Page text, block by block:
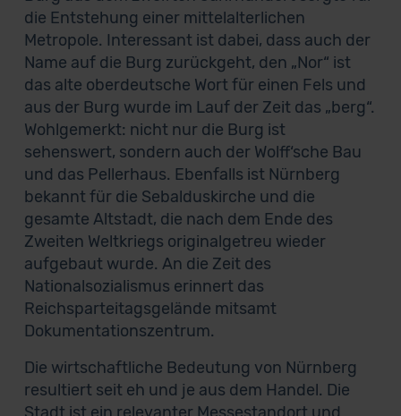
die Entstehung einer mittelalterlichen
Metropole. Interessant ist dabei, dass auch der
Name auf die Burg zurückgeht, den „Nor“ ist
das alte oberdeutsche Wort für einen Fels und
aus der Burg wurde im Lauf der Zeit das „berg“.
Wohlgemerkt: nicht nur die Burg ist
sehenswert, sondern auch der Wolff‘sche Bau
und das Pellerhaus. Ebenfalls ist Nürnberg
bekannt für die Sebalduskirche und die
gesamte Altstadt, die nach dem Ende des
Zweiten Weltkriegs originalgetreu wieder
aufgebaut wurde. An die Zeit des
Nationalsozialismus erinnert das
Reichsparteitagsgelände mitsamt
Dokumentationszentrum.
Die wirtschaftliche Bedeutung von Nürnberg
resultiert seit eh und je aus dem Handel. Die